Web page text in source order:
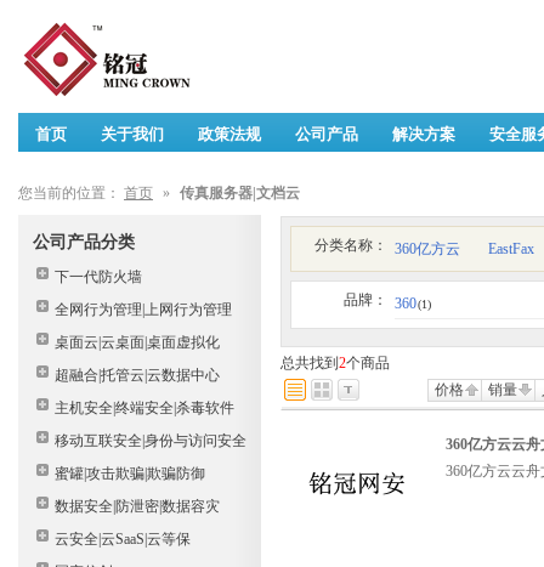
首页 关于我们 政策法规 公司产品 解决方案 安全服
您当前的位置： 首页 » 传真服务器|文档云
公司产品分类
下一代防火墙
全网行为管理|上网行为管理
桌面云|云桌面|桌面虚拟化
超融合|托管云|云数据中心
主机安全|终端安全|杀毒软件
移动互联安全|身份与访问安全
蜜罐|攻击欺骗|欺骗防御
数据安全|防泄密|数据容灾
云安全|云SaaS|云等保
分类名称： 360亿方云 EastFax
品牌： 360(1)
总共找到 2个商品
价格
销量
360亿方云云
360亿方云云